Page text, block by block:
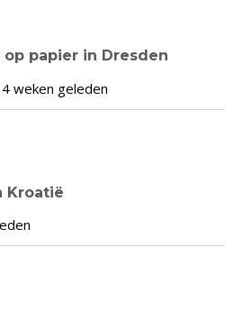
papier in Dresden
4 weken geleden
Kroatië